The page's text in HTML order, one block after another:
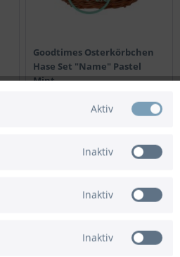
Goodtimes Osterkörbchen
Hase Set "Name" Pastel
Mint
Aktiv
Inaktiv
Inaktiv
Inaktiv